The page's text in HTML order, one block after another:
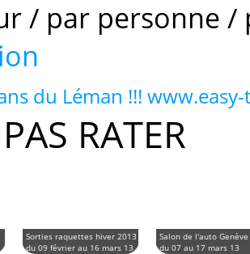
/ par personne /
du Léman !!!
RATER
Sorties raquettes hiver 2013
du 09 février au 16 mars 13
Salon de l'auto Genève
du 07 au 17 mars 13